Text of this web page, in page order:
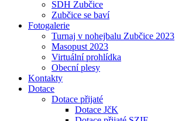
SDH Zubčice
Zubčice se baví
Fotogalerie
Turnaj v nohejbalu Zubčice 2023
Masopust 2023
Virtuální prohlídka
Obecní plesy
Kontakty
Dotace
Dotace přijaté
Dotace JčK